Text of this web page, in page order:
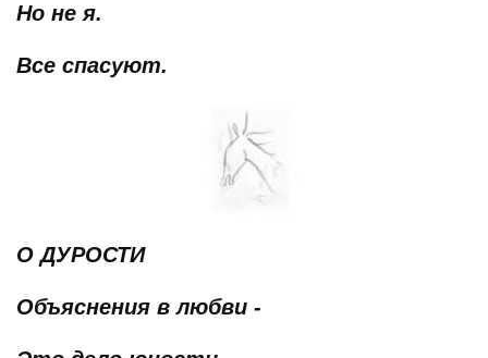
Но не я.
Все спасуют.
О ДУРОСТИ
Объяснения в любви -